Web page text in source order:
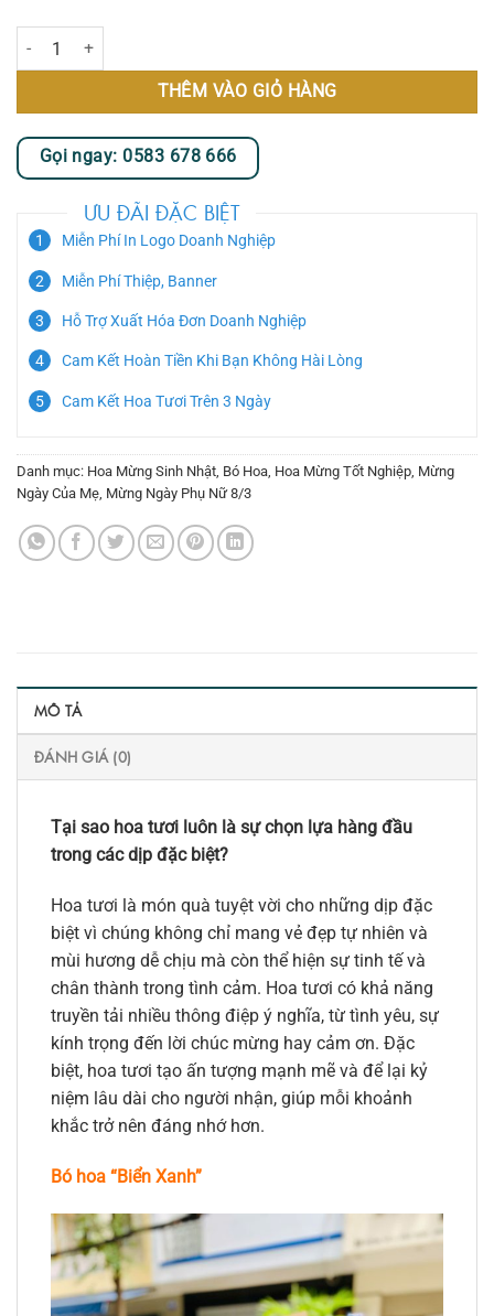
Biển Xanh số lượng
THÊM VÀO GIỎ HÀNG
Gọi ngay: 0583 678 666
ƯU ĐÃI ĐẶC BIỆT
Miễn Phí In Logo Doanh Nghiệp
Miễn Phí Thiệp, Banner
Hỗ Trợ Xuất Hóa Đơn Doanh Nghiệp
Cam Kết Hoàn Tiền Khi Bạn Không Hài Lòng
Cam Kết Hoa Tươi Trên 3 Ngày
Danh mục: Hoa Mừng Sinh Nhật, Bó Hoa, Hoa Mừng Tốt Nghiệp, Mừng
Ngày Của Mẹ, Mừng Ngày Phụ Nữ 8/3
MÔ TẢ
ĐÁNH GIÁ (0)
Tại sao hoa tươi luôn là sự chọn lựa hàng đầu
trong các dịp đặc biệt?
Hoa tươi là món quà tuyệt vời cho những dịp đặc
biệt vì chúng không chỉ mang vẻ đẹp tự nhiên và
mùi hương dễ chịu mà còn thể hiện sự tinh tế và
chân thành trong tình cảm. Hoa tươi có khả năng
truyền tải nhiều thông điệp ý nghĩa, từ tình yêu, sự
kính trọng đến lời chúc mừng hay cảm ơn. Đặc
biệt, hoa tươi tạo ấn tượng mạnh mẽ và để lại kỷ
niệm lâu dài cho người nhận, giúp mỗi khoảnh
khắc trở nên đáng nhớ hơn.
Bó hoa “Biển Xanh”